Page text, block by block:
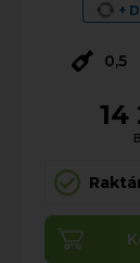
+
0,5
14